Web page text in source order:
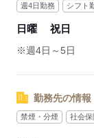
週4日勤務 シフト
日曜 祝日
※週4日～5日
勤務先の情報
禁煙・分煙 社会